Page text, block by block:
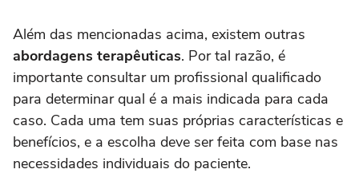
Além das mencionadas acima, existem outras
abordagens terapêuticas. Por tal razão, é
importante consultar um profissional qualificado
para determinar qual é a mais indicada para cada
caso. Cada uma tem suas próprias características e
benefícios, e a escolha deve ser feita com base nas
necessidades individuais do paciente.